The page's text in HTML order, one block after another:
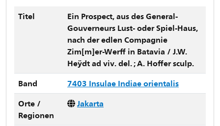
Titel
Ein Prospect, aus des General-
Gouverneurs Lust- oder Spiel-Haus,
nach der edlen Compagnie
Zim[m]er-Werff in Batavia / J.W.
Heÿdt ad viv. del. ; A. Hoffer sculp.
Band
7403 Insulae Indiae orientalis
Orte /
Regionen
Jakarta